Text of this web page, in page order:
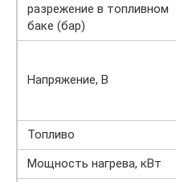
разрежение в топливном
баке (бар)
Напряжение, В
Топливо
Мощность нагрева, кВт